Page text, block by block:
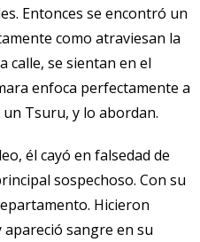
Entonces se encontró un
como atraviesan la
calle, se sientan en el
enfoca perfectamente a
Tsuru, y lo abordan.
él cayó en falsedad de
sospechoso. Con su
Hicieron
apareció sangre en su